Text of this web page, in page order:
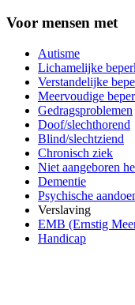
Voor mensen met
Autisme
Lichamelijke
Verstandelijke
Meervoudige
Gedragsproblemen
Doof/slechthorend
Blind/slechtziend
Chronisch ziek
Niet aangeboren
Dementie
Psychische
Verslaving
EMB (Ernstig
Handicap